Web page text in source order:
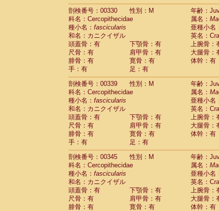
剖検番号：00330
性別：M
年齢：
科名：Cercopithecidae
属名：
種小名： fascicularis
亜種小名
和名：カニクイザル
英名：
頭蓋骨：有
下顎骨：有
上腕骨：
尺骨：有
肩甲骨：有
大腿骨：
腓骨：有
寛骨：有
体幹：有
手：有
足：有
剖検番号：00339
性別：M
年齢：
科名：Cercopithecidae
属名：
種小名： fascicularis
亜種小名
和名：カニクイザル
英名：
頭蓋骨：有
下顎骨：有
上腕骨：
尺骨：有
肩甲骨：有
大腿骨：
腓骨：有
寛骨：有
体幹：有
手：有
足：有
剖検番号：00345
性別：M
年齢：
科名：Cercopithecidae
属名：
種小名： fascicularis
亜種小名
和名：カニクイザル
英名：
頭蓋骨：有
下顎骨：有
上腕骨：
尺骨：有
肩甲骨：有
大腿骨：
腓骨：有
寛骨：有
体幹：有